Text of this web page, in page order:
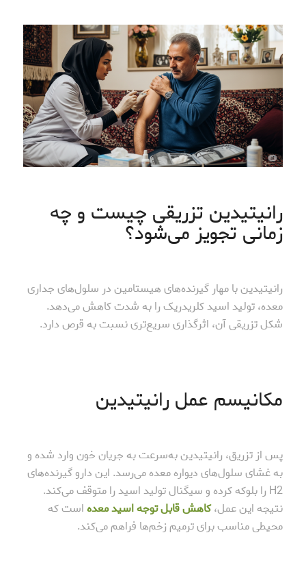
رانیتیدین تزریقی چیست و چه
زمانی تجویز می‌شود؟
رانیتیدین با مهار گیرنده‌های هیستامین در سلول‌های جداری
معده، تولید اسید کلریدریک را به شدت کاهش می‌دهد.
شکل تزریقی آن، اثرگذاری سریع‌تری نسبت به قرص دارد.
مکانیسم عمل رانیتیدین
پس از تزریق، رانیتیدین به‌سرعت به جریان خون وارد شده و
به غشای سلول‌های دیواره معده می‌رسد. این دارو گیرنده‌های
H2 را بلوکه کرده و سیگنال تولید اسید را متوقف می‌کند.
نتیجه این عمل،کاهش قابل توجه اسید معدهاست که
محیطی مناسب برای ترمیم زخم‌ها فراهم می‌کند.